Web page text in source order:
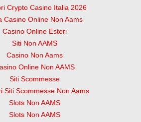
Crypto Casino Italia 2026
Casino Online Non Aams
Casino Online Esteri
Siti Non AAMS
Casino Non Aams
Online Non AAMS
Siti Scommesse
Siti Scommesse Non Aams
Slots Non AAMS
Slots Non AAMS